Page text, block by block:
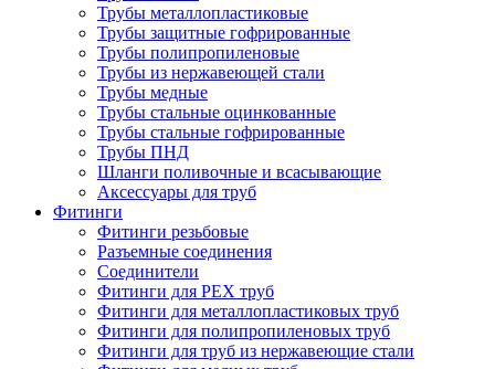
Трубы металлопластиковые
Трубы защитные гофрированные
Трубы полипропиленовые
Трубы из нержавеющей стали
Трубы медные
Трубы стальные оцинкованные
Трубы стальные гофрированные
Трубы ПНД
Шланги поливочные и всасывающие
Аксессуары для труб
Фитинги
Фитинги резьбовые
Разъемные соединения
Соединители
Фитинги для PEX труб
Фитинги для металлопластиковых труб
Фитинги для полипропиленовых труб
Фитинги для труб из нержавеющие стали